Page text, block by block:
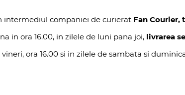
intermediul companiei de curierat Fan Courier,
in ora 16.00, in zilele de luni pana joi, livrarea
ora 16.00 si in zilele de sambata si